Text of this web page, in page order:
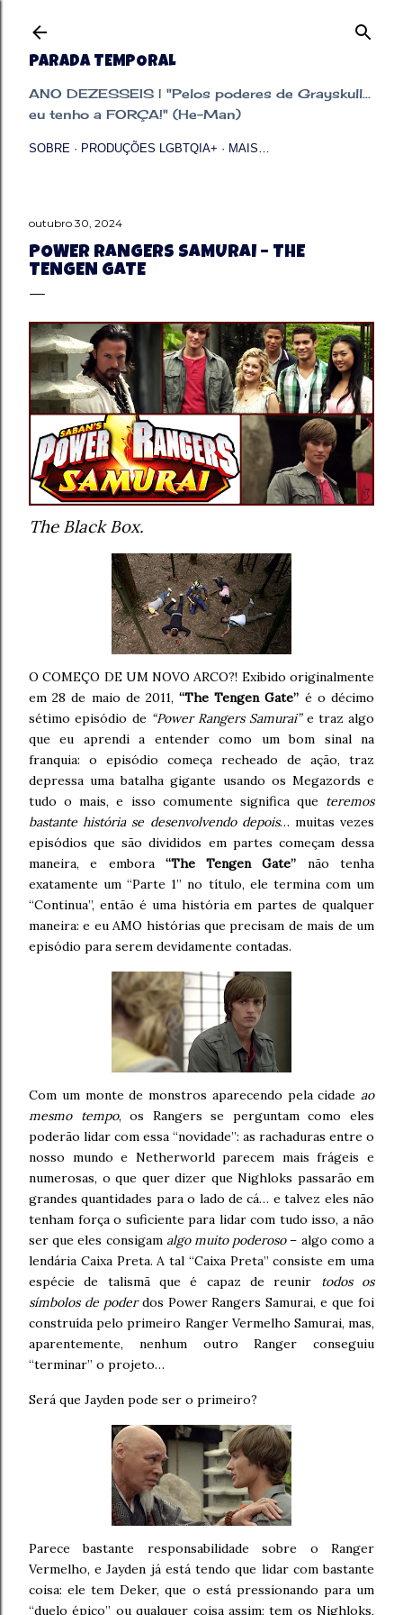
PARADA TEMPORAL
ANO DEZESSEIS | "Pelos poderes de Grayskull...
eu tenho a FORÇA!" (He-Man)
SOBRE PRODUÇÕES LGBTQIA+ MAIS…
outubro 30, 2024
POWER RANGERS SAMURAI – THE
TENGEN GATE
The Black Box.
O COMEÇO DE UM NOVO ARCO?! Exibido originalmente
em 28 de maio de 2011,“The Tengen Gate” é o décimo
sétimo episódio de “Power Rangers Samurai”e traz algo
que eu aprendi a entender como um bom sinal na
franquia: o episódio começa recheado de ação, traz
depressa uma batalha gigante usando os Megazords e
tudo o mais, e isso comumente significa que teremos
bastante história se desenvolvendo depois… muitas vezes
episódios que são divididos em partes começam dessa
maneira, e embora “The Tengen Gate” não tenha
exatamente um “Parte 1” no título, ele termina com um
“Continua”, então é uma história em partes de qualquer
maneira: e eu AMO histórias que precisam de mais de um
episódio para serem devidamente contadas.
Com um monte de monstros aparecendo pela cidade ao
mesmo tempo, os Rangers se perguntam como eles
poderão lidar com essa “novidade”: as rachaduras entre o
nosso mundo e Netherworld parecem mais frágeis e
numerosas, o que quer dizer que Nighloks passarão em
grandes quantidades para o lado de cá… e talvez eles não
tenham força o suficiente para lidar com tudo isso, a não
ser que eles consigam algo muito poderoso– algo como a
lendária Caixa Preta. A tal “Caixa Preta” consiste em uma
espécie de talismã que é capaz de reunir todos os
símbolos de poderdos Power Rangers Samurai, e que foi
construída pelo primeiro Ranger Vermelho Samurai, mas,
aparentemente, nenhum outro Ranger conseguiu
“terminar” o projeto…
Será que Jayden pode ser o primeiro?
Parece bastante responsabilidade sobre o Ranger
Vermelho, e Jayden já está tendo que lidar com bastante
coisa: ele tem Deker, que o está pressionando para um
“duelo épico” ou qualquer coisa assim; tem os Nighloks,